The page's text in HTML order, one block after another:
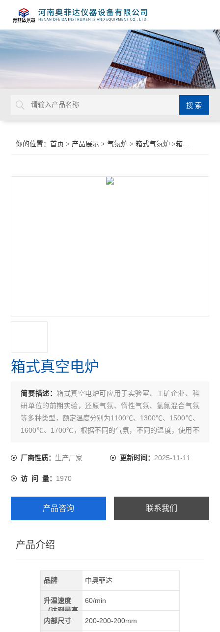
你的位置：首页 > 产品展示 >气氛炉 >箱式气氛炉 >箱式真空电炉
箱式真空电炉
简要描述：箱式真空电炉可应用于实验室、工矿企业、科
研单位的前期实验，还原气氛、惰性气氛、氢氮混合气氛
等多种类型，额定温度分别为1100℃、1300℃、1500℃、
1600℃、1700℃，根据不同的气氛，不同的温度，使用不
同工艺实验而特殊制造。
厂商性质： 生产厂家 更新时间： 2025-11-11
访 问 量： 1970
产品咨询 联系我们
产品介绍
品牌 中奥菲达
升温速度
（达到最高
温）
60/min
内部尺寸 200-200-200mm